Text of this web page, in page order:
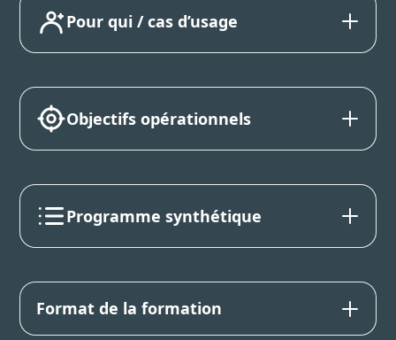
Pour qui / cas d’usage
Objectifs opérationnels
Programme synthétique
Format de la formation